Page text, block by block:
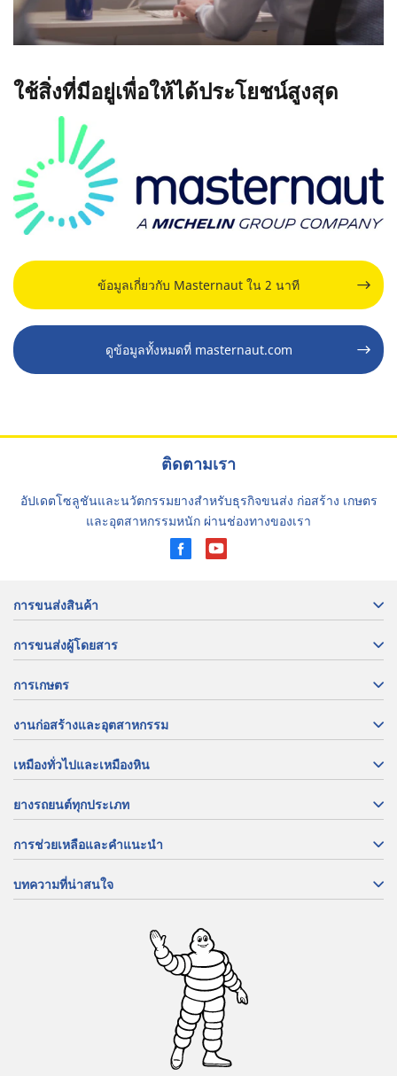
ใช้สิ่งที่มีอยู่เพื่อให้ได้ประโยชน์สูงสุด
ข้อมูลเกี่ยวกับ Masternaut ใน 2 นาที
ดูข้อมูลทั้งหมดที่ masternaut.com
ติดตามเรา
อัปเดตโซลูชันและนวัตกรรมยางสำหรับธุรกิจขนส่ง ก่อสร้าง เกษตร
และอุตสาหกรรมหนัก ผ่านช่องทางของเรา
การขนส่งสินค้า
การขนส่งผู้โดยสาร
การเกษตร
งานก่อสร้างและอุตสาหกรรม
เหมืองทั่วไปและเหมืองหิน
ยางรถยนต์ทุกประเภท
การช่วยเหลือและคำแนะนำ
บทความที่น่าสนใจ